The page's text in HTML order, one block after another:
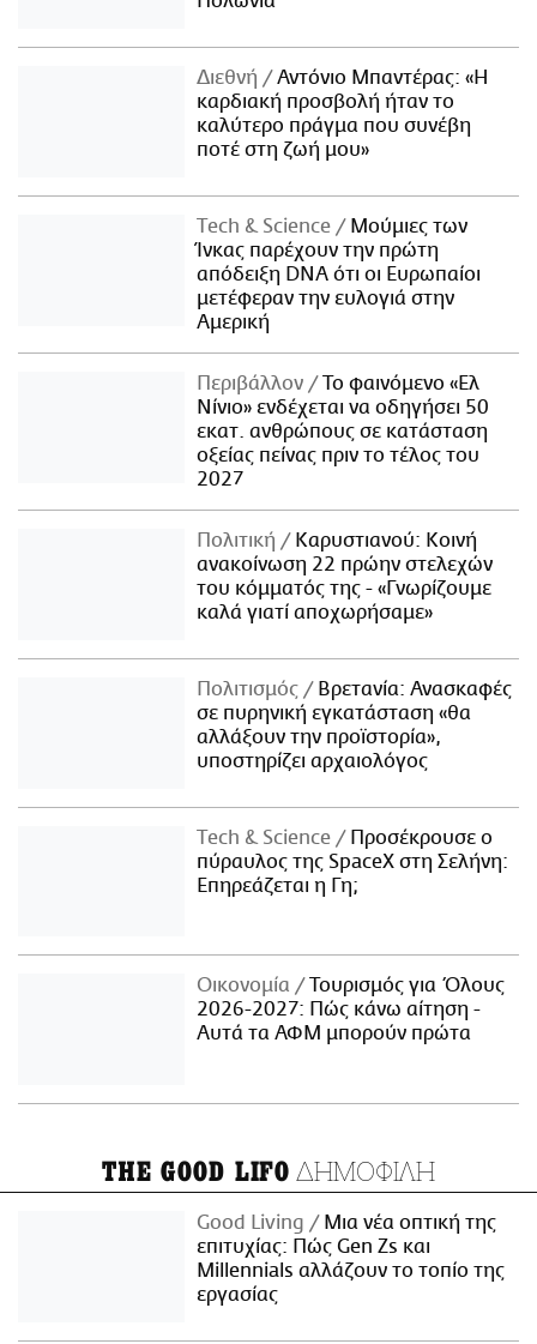
Διεθνή
Αντόνιο Μπαντέρας: «Η
καρδιακή προσβολή ήταν το
καλύτερο πράγμα που συνέβη
ποτέ στη ζωή μου»
Τech & Science
Μούμιες των
Ίνκας παρέχουν την πρώτη
απόδειξη DNA ότι οι Ευρωπαίοι
μετέφεραν την ευλογιά στην
Αμερική
Περιβάλλον
Το φαινόμενο «Ελ
Νίνιο» ενδέχεται να οδηγήσει 50
εκατ. ανθρώπους σε κατάσταση
οξείας πείνας πριν το τέλος του
2027
Πολιτική
Καρυστιανού: Κοινή
ανακοίνωση 22 πρώην στελεχών
του κόμματός της - «Γνωρίζουμε
καλά γιατί αποχωρήσαμε»
Πολιτισμός
Βρετανία: Ανασκαφές
σε πυρηνική εγκατάσταση «θα
αλλάξουν την προϊστορία»,
υποστηρίζει αρχαιολόγος
Τech & Science
Προσέκρουσε ο
πύραυλος της SpaceX στη Σελήνη:
Επηρεάζεται η Γη;
Οικονομία
Τουρισμός για Όλους
2026-2027: Πώς κάνω αίτηση -
Αυτά τα ΑΦΜ μπορούν πρώτα
THE GOOD LIFO ΔΗΜΟΦΙΛΗ
Good Living
Μια νέα οπτική της
επιτυχίας: Πώς Gen Zs και
Millennials αλλάζουν το τοπίο της
εργασίας